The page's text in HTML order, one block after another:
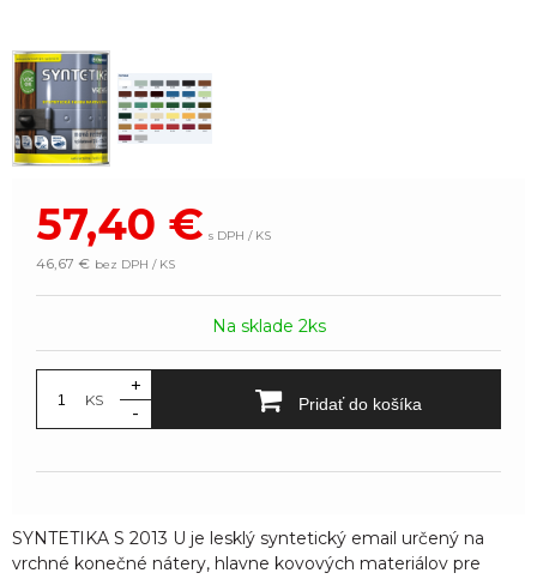
57,40 € s DPH / KS
46,67 € bez DPH / KS
Na sklade 2ks
KS
+
-
Pridať do košíka
SYNTETIKA S 2013 U je lesklý syntetický email určený na
vrchné konečné nátery, hlavne kovových materiálov pre